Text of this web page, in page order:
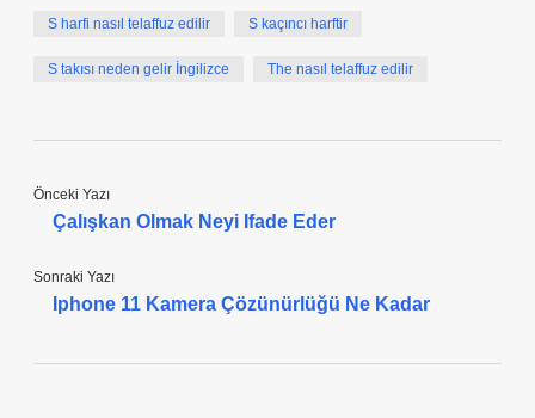
S harfi nasıl telaffuz edilir S kaçıncı harftir
S takısı neden gelir İngilizce The nasıl telaffuz edilir
Önceki Yazı
Çalışkan Olmak Neyi Ifade Eder
Sonraki Yazı
Iphone 11 Kamera Çözünürlüğü Ne Kadar